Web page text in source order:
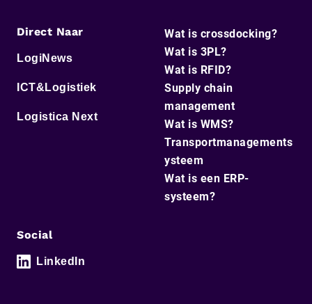
Direct Naar
LogiNews
ICT&Logistiek
Logistica Next
Wat is crossdocking?
Wat is 3PL?
Wat is RFID?
Supply chain
management
Wat is WMS?
Transportmanagements
ysteem
Wat is een ERP-
systeem?
Social
LinkedIn